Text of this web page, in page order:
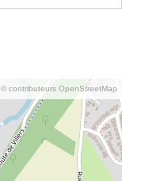
© contributeurs OpenStreetMap